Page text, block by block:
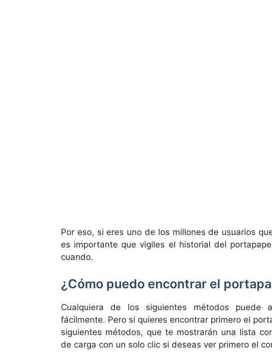
Por eso, si eres uno de los millones de usuarios
es importante que vigiles el historial del
cuando.
¿Cómo puedo encontrar el
Cualquiera de los siguientes métodos puede
fácilmente. Pero si quieres encontrar primero el
siguientes métodos, que te mostrarán una lista
de carga con un solo clic si deseas ver primero el